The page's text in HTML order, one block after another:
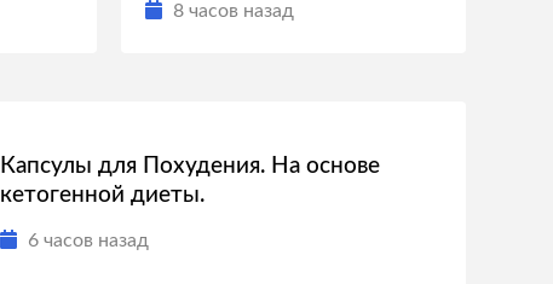
8 часов назад
Капсулы для Похудения. На основе
кетогенной диеты.
6 часов назад